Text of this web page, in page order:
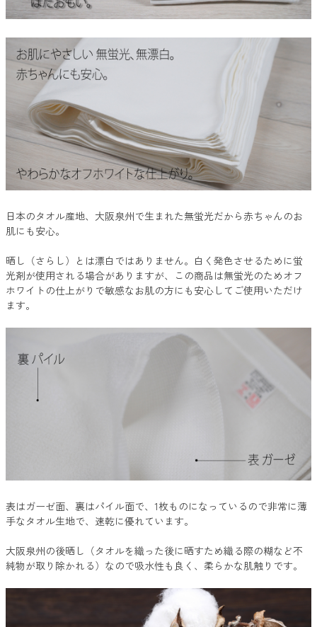
日本のタオル産地、大阪泉州で生まれた無蛍光だから赤ちゃんのお
肌にも安心。
晒し（さらし）とは漂白ではありません。白く発色させるために蛍
光剤が使用される場合がありますが、この商品は無蛍光のためオフ
ホワイトの仕上がりで敏感なお肌の方にも安心してご使用いただけ
ます。
表はガーゼ面、裏はパイル面で、1枚ものになっているので非常に薄
手なタオル生地で、速乾に優れています。
大阪泉州の後晒し（タオルを織った後に晒すため織る際の糊など不
純物が取り除かれる）なので吸水性も良く、柔らかな肌触りです。